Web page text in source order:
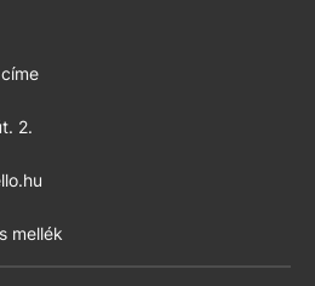
2.
mellék